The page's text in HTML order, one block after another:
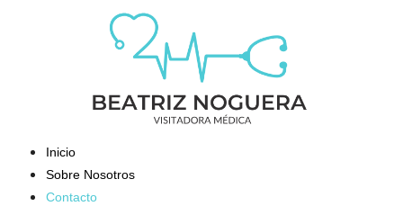
Inicio
Sobre Nosotros
Contacto